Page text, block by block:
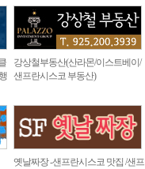
강상철부동산(산라몬/이스트베이/
샌프란시스코 부동산)
옛날짜장 -샌프란시스코 맛집 /샌프